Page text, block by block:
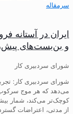
سرمقاله
ایران در آستانه
و بن‌بست‌های
شورای سردبیری کار
شورای سردبیری کار:
می‌دهد که هر موج سرکوب،
کوچک‌تر می‌کند، شمار
از مدتی، اعتراضات